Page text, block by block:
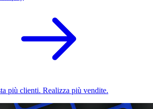
più clienti. Realizza più vendite.